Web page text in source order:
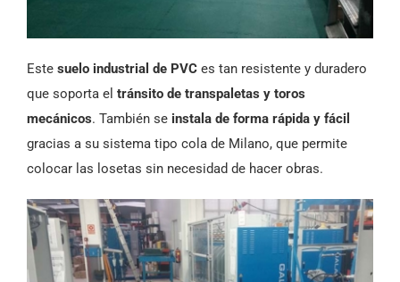
Este suelo industrial de PVC es tan resistente y duradero
que soporta el tránsito de transpaletas y toros
mecánicos. También se instala de forma rápida y fácil
gracias a su sistema tipo cola de Milano, que permite
colocar las losetas sin necesidad de hacer obras.